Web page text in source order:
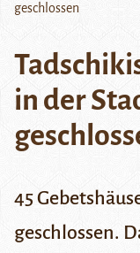
geschlossen
in der
45
geschlossen.